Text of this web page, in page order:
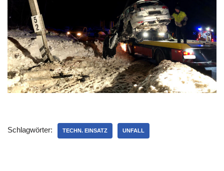
Schlagwörter: TECHN. EINSATZ UNFALL